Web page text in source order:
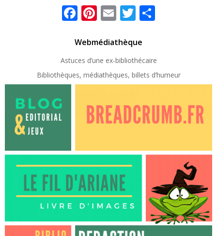
Facebook
Pinterest
EmailTwitter
Webmédiathèque
Astuces d’une ex-bibliothécaire
Bibliothèques, médiathèques, billets d’humeur